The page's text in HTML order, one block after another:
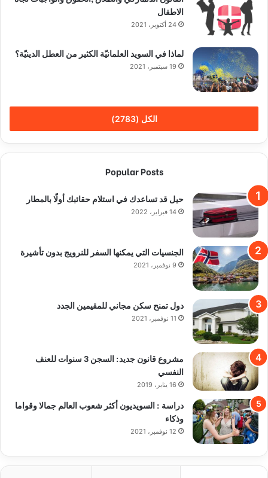
الاطفال
24 أكتوبر، 2021
لماذا في السويد العلمانيّة الكثير من العطل الدينيّة؟
19 سبتمبر، 2021
الكل (2783)
Popular Posts
حيل قد تساعدك في استلام حقائبك أولًا بالمطار
14 فبراير، 2022
الجنسيات التي يمكنها السفر للنرويج بدون تأشيرة
9 نوفمبر، 2021
دول تمنح سكن مجاني للمقيمين الجدد
11 نوفمبر، 2021
مشروع قانون جديد: السجن 3 سنوات للعنف
النفسي
16 يناير، 2019
دراسة : السويديون أكثر شعوب العالم جمالا وقواما
وذكاء
12 نوفمبر، 2021